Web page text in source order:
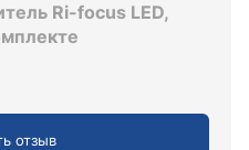
Ri-focus LED,
отзыв